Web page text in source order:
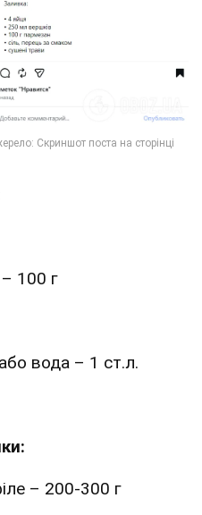
100 г
вода – 1 ст.л.
– 200-300 г